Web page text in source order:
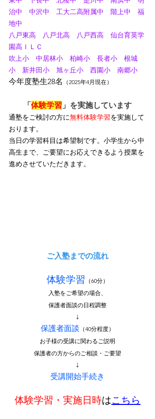
治中　中沢中　工大二高附属中　階上中　福
地中
八戸東高　八戸北高　八戸西高　仙台育英学
園高ＩＬＣ
吹上小　中居林小　柏崎小　長者小　根城
小　新井田小　旭ヶ丘小　西園小　南郷小
今年度塾生28名 （2025年4月現在）
「 体験学習 」を実施しています
通塾をご検討の方に無料体験学習を実施して
おります。
当日の学習科目は希望制です。小学生から中
高生まで、ご要望にお応えできるよう授業を
進めさせていただきます。
ご入塾までの流れ
体験学習 （60分）
入塾をご希望の場合、
保護者面談の日程調整
↓
保護者面談 （40分程度）
お子様の受講に関わるご説明
保護者の方からのご相談・ご要望
↓
受講開始手続き
体験学習・実施日時はこちら